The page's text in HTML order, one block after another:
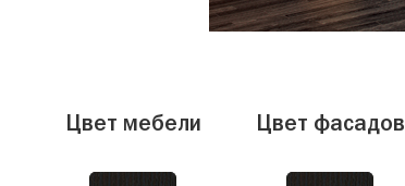
Цвет мебели Цвет фасадов